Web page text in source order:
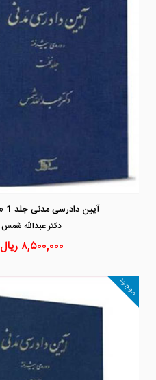
آیین دادرسی مدنی جلد 1 «پیشرفته»
دكتر عبدالله شمس
۸,۵۰۰,۰۰۰ ریال
موجود